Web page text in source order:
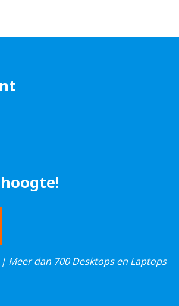
Meer dan 700 Desktops en Laptops